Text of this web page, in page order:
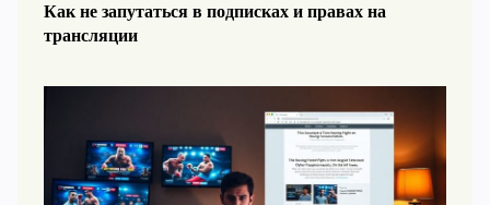
Как не запутаться в подписках и правах на
трансляции